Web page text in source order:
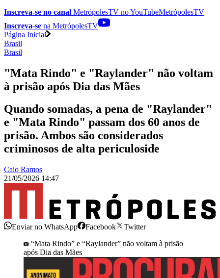
Inscreva-se no canal MetrópolesTV noYouTubeMetrópolesTV
Inscreva-se na MetrópolesTV
Página Inicial
Brasil
Brasil
"Mata Rindo" e "Raylander" não voltam
à prisão após Dia das Mães
Quando somadas, a pena de "Raylander"
e "Mata Rindo" passam dos 60 anos de
prisão. Ambos são considerados
criminosos de alta periculoside
Caio Ramos
21/05/2026 14:47
Enviar no WhatsApp Facebook
Twitter
“Mata Rindo” e “Raylander” não voltam à prisão
após Dia das Mães